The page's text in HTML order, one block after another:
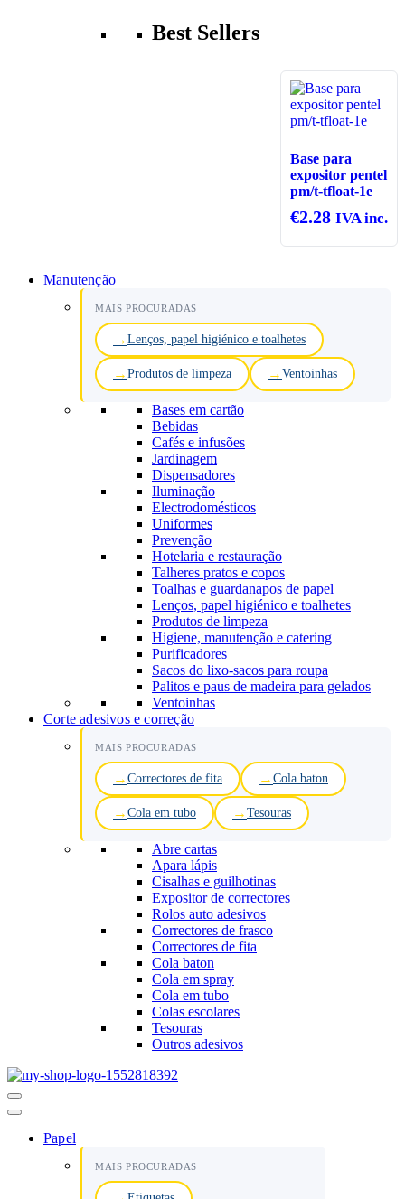
Best Sellers
Base para
expositor pentel
pm/t-tfloat-1e
€2.28 IVA inc.
Manutenção
MAIS PROCURADAS
Lenços, papel higiénico e toalhetes
Produtos de limpeza Ventoinhas
Bases em cartão
Bebidas
Cafés e infusões
Jardinagem
Dispensadores
Iluminação
Electrodomésticos
Uniformes
Prevenção
Hotelaria e restauração
Talheres pratos e copos
Toalhas e guardanapos de papel
Lenços, papel higiénico e toalhetes
Produtos de limpeza
Higiene, manutenção e catering
Purificadores
Sacos do lixo-sacos para roupa
Palitos e paus de madeira para gelados
Ventoinhas
Corte adesivos e correção
MAIS PROCURADAS
Correctores de fita Cola baton
Cola em tubo Tesouras
Abre cartas
Apara lápis
Cisalhas e guilhotinas
Expositor de correctores
Rolos auto adesivos
Correctores de frasco
Correctores de fita
Cola baton
Cola em spray
Cola em tubo
Colas escolares
Tesouras
Outros adesivos
Menu
de
Papel
MAIS PROCURADAS